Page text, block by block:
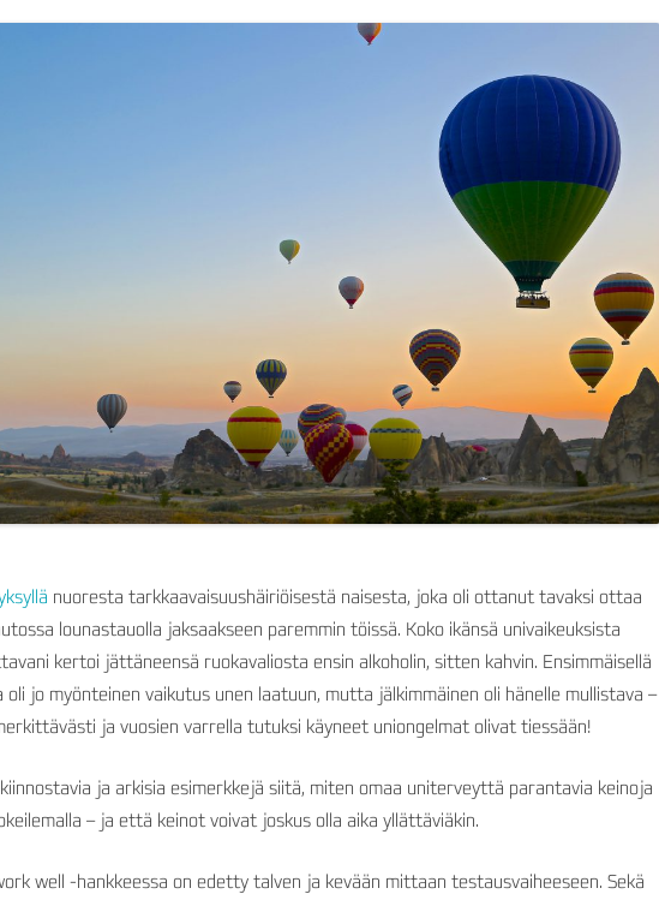
nuoresta tarkkaavaisuushäiriöisestä naisesta, joka oli ottanut tavaksi ottaa
lounastauolla jaksaakseen paremmin töissä. Koko ikänsä univaikeuksista
kertoi jättäneensä ruokavaliosta ensin alkoholin, sitten kahvin. Ensimmäisellä
oli jo myönteinen vaikutus unen laatuun, mutta jälkimmäinen oli hänelle mullistava –
ja vuosien varrella tutuksi käyneet uniongelmat olivat tiessään!
ja arkisia esimerkkejä siitä, miten omaa uniterveyttä parantavia keinoja
– ja että keinot voivat joskus olla aika yllättäviäkin.
well -hankkeessa on edetty talven ja kevään mittaan testausvaiheeseen. Sekä